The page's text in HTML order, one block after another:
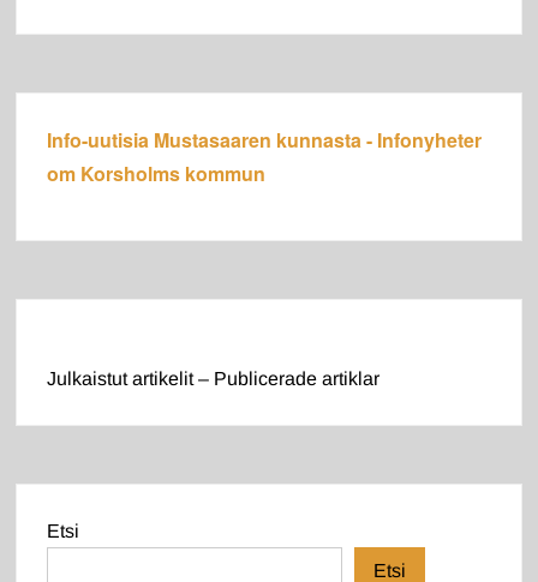
Info-uutisia Mustasaaren kunnasta - Infonyheter
om Korsholms kommun
Julkaistut artikelit – Publicerade artiklar
Etsi
Etsi